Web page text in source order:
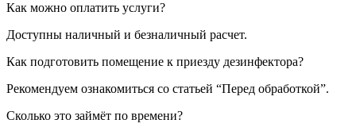
Как можно оплатить услуги?
Доступны наличный и безналичный расчет.
Как подготовить помещение к приезду дезинфектора?
Рекомендуем ознакомиться со статьей “Перед обработкой”.
Сколько это займёт по времени?